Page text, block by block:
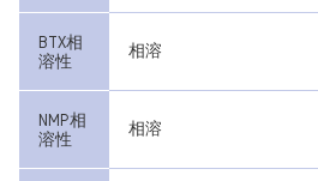
BTX相
溶性
相溶
NMP相
溶性
相溶